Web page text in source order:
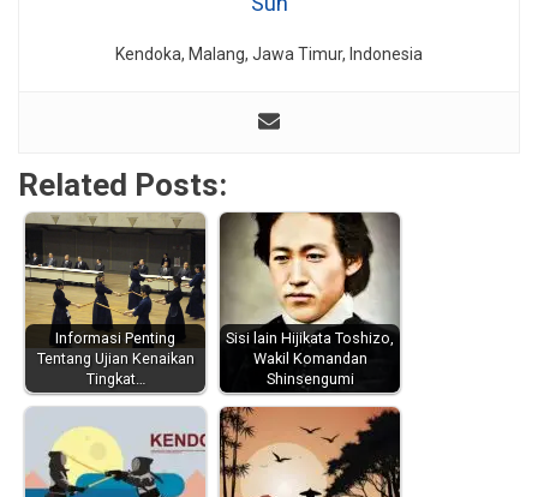
Kendoka, Malang, Jawa Timur, Indonesia
Related Posts:
Informasi Penting
Tentang Ujian Kenaikan
Tingkat…
Sisi lain Hijikata Toshizo,
Wakil Komandan
Shinsengumi